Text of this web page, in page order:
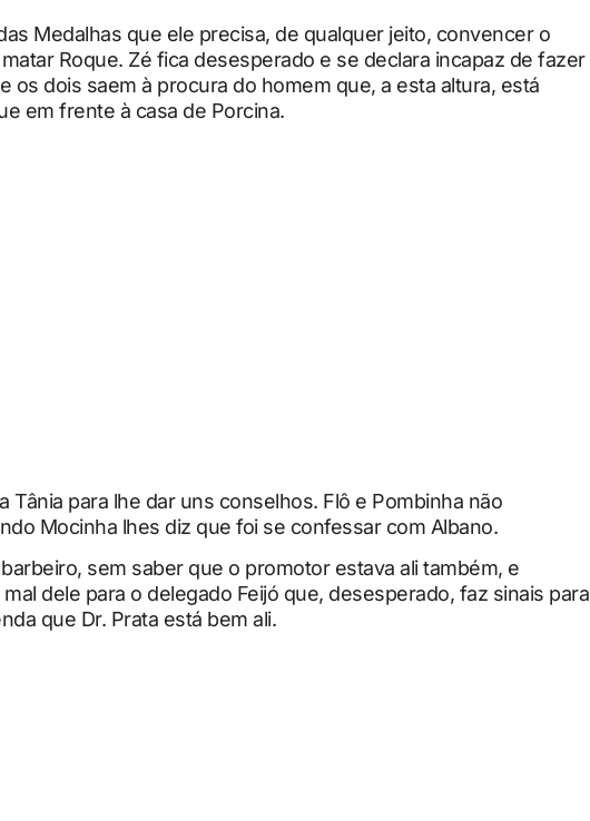
Medalhas que ele precisa, de qualquer jeito, convencer o
Roque. Zé fica desesperado e se declara incapaz de fazer
os dois saem à procura do homem que, a esta altura, está
em frente à casa de Porcina.
Tânia para lhe dar uns conselhos. Flô e Pombinha não
Mocinha lhes diz que foi se confessar com Albano.
sem saber que o promotor estava ali também, e
dele para o delegado Feijó que, desesperado, faz sinais para
que Dr. Prata está bem ali.